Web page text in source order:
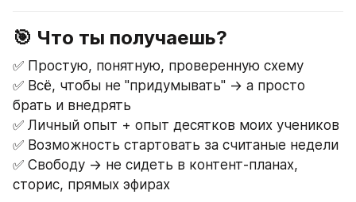
🎯 Что ты получаешь?
✅ Простую, понятную, проверенную схему
✅ Всё, чтобы не "придумывать" → а просто
брать и внедрять
✅ Личный опыт + опыт десятков моих учеников
✅ Возможность стартовать за считаные недели
✅ Свободу → не сидеть в контент-планах,
сторис, прямых эфирах